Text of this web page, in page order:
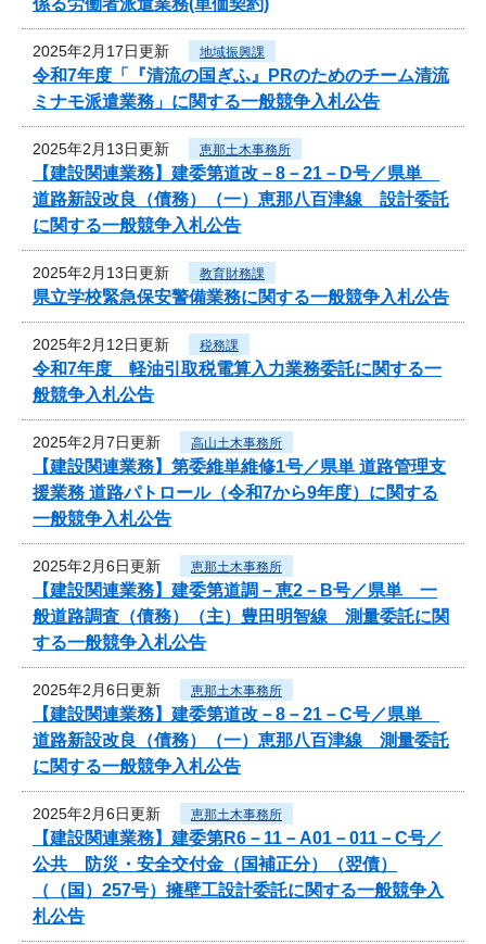
2025年2月17日更新 地域振興課
令和7年度「『清流の国ぎふ』PRのためのチーム清流
ミナモ派遣業務」に関する一般競争入札公告
2025年2月13日更新 恵那土木事務所
【建設関連業務】建委第道改－8－21－D号／県単
道路新設改良（債務）（一）恵那八百津線 設計委託
に関する一般競争入札公告
2025年2月13日更新 教育財務課
県立学校緊急保安警備業務に関する一般競争入札公告
2025年2月12日更新 税務課
令和7年度 軽油引取税電算入力業務委託に関する一
般競争入札公告
2025年2月7日更新 高山土木事務所
【建設関連業務】第委維単維修1号／県単 道路管理支
援業務 道路パトロール（令和7から9年度）に関する
一般競争入札公告
2025年2月6日更新 恵那土木事務所
【建設関連業務】建委第道調－恵2－B号／県単 一
般道路調査（債務）（主）豊田明智線 測量委託に関
する一般競争入札公告
2025年2月6日更新 恵那土木事務所
【建設関連業務】建委第道改－8－21－C号／県単
道路新設改良（債務）（一）恵那八百津線 測量委託
に関する一般競争入札公告
2025年2月6日更新 恵那土木事務所
【建設関連業務】建委第R6－11－A01－011－C号／
公共 防災・安全交付金（国補正分）（翌債）
（（国）257号）擁壁工設計委託に関する一般競争入
札公告